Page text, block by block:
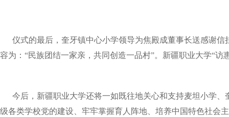
仪式的最后，奎牙镇中心小学领导为焦殿成董事长送感谢信
容为：“民族团结一家亲，共同创造一品村”。新疆职业大学“访
今后，新疆职业大学还将一如既往地关心和支持麦坦小学、
级各类学校党的建设、牢牢掌握育人阵地、培养中国特色社会